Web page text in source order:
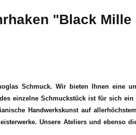
"Black
Schmuck. Wir bieten Ihnen eine
einzelne Schmuckstück ist für sich
Handwerkskunst auf
Unsere Ateliers und ebenso